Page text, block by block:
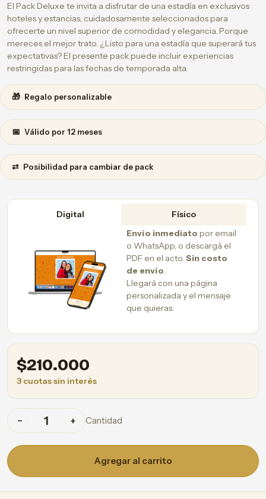
El Pack Deluxe te invita a disfrutar de una estadía en exclusivos
hoteles y estancias, cuidadosamente seleccionados para
ofrecerte un nivel superior de comodidad y elegancia. Porque
mereces el mejor trato. ¿Listo para una estadía que superará tus
expectativas? El presente pack puede incluir experiencias
restringidas para las fechas de temporada alta.
🎁 Regalo personalizable
📅 Válido por 12 meses
⇄ Posibilidad para cambiar de pack
Digital
Físico
Envío inmediato por email
o WhatsApp, o descargá el
PDF en el acto. Sin costo
de envío.
Llegará con una página
personalizada y el mensaje
que quieras.
$210.000
3 cuotas sin interés
− + Cantidad
Agregar al carrito